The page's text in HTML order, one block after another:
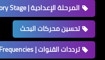
المرحلة الإعدادية | Preparatory Stage
تحسين محركات البحث
ترددات القنوات | Channel Frequencies